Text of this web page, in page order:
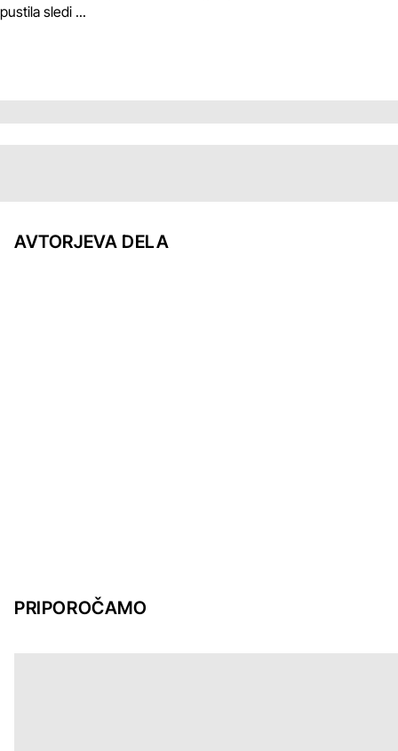
pustila sledi ...
AVTORJEVA DELA
PRIPOROČAMO